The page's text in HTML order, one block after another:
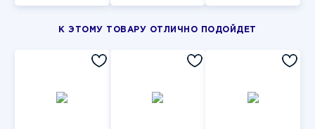
К ЭТОМУ ТОВАРУ ОТЛИЧНО ПОДОЙДЕТ